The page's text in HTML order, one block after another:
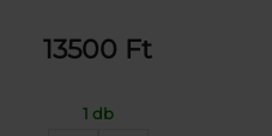
13500 Ft
1 db